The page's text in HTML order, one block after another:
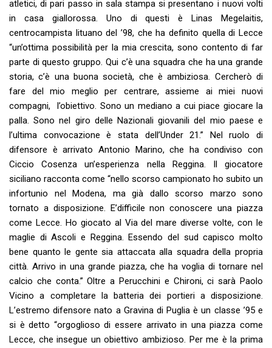
atletici, di pari passo in sala stampa si presentano i nuovi volti
in casa giallorossa. Uno di questi è Linas Megelaitis,
centrocampista lituano del ’98, che ha definito quella di Lecce
“un’ottima possibilità per la mia crescita, sono contento di far
parte di questo gruppo. Qui c’è una squadra che ha una grande
storia, c’è una buona società, che è ambiziosa. Cercherò di
fare del mio meglio per centrare, assieme ai miei nuovi
compagni, l’obiettivo. Sono un mediano a cui piace giocare la
palla. Sono nel giro delle Nazionali giovanili del mio paese e
l’ultima convocazione è stata dell’Under 21.” Nel ruolo di
difensore è arrivato Antonio Marino, che ha condiviso con
Ciccio Cosenza un’esperienza nella Reggina. Il giocatore
siciliano racconta come “nello scorso campionato ho subito un
infortunio nel Modena, ma già dallo scorso marzo sono
tornato a disposizione. E’difficile non conoscere una piazza
come Lecce. Ho giocato al Via del mare diverse volte, con le
maglie di Ascoli e Reggina. Essendo del sud capisco molto
bene quanto le gente sia attaccata alla squadra della propria
città. Arrivo in una grande piazza, che ha voglia di tornare nel
calcio che conta.” Oltre a Perucchini e Chironi, ci sarà Paolo
Vicino a completare la batteria dei portieri a disposizione.
L’estremo difensore nato a Gravina di Puglia è un classe ’95 e
si è detto “orgoglioso di essere arrivato in una piazza come
Lecce, che insegue un obiettivo ambizioso. Per me è la prima